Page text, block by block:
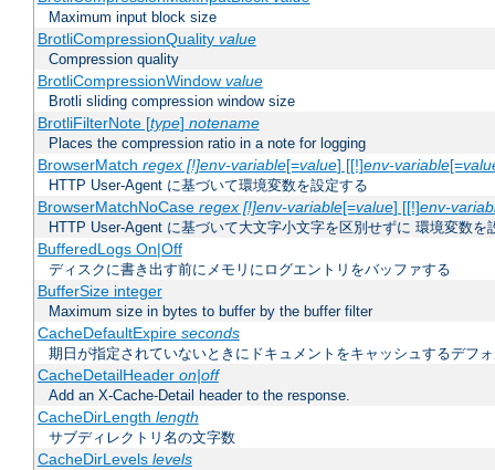
Maximum input block size
BrotliCompressionQuality value
Compression quality
BrotliCompressionWindow value
Brotli sliding compression window size
BrotliFilterNote [type] notename
Places the compression ratio in a note for logging
BrowserMatch regex [!]env-variable[=value] [[!]env-variable[=
HTTP User-Agent に基づいて環境変数を設定する
BrowserMatchNoCase regex [!]env-variable[=value] [[!]env-
HTTP User-Agent に基づいて大文字小文字を区別せずに 環境変数を
BufferedLogs On|Off
ディスクに書き出す前にメモリにログエントリをバッファする
BufferSize integer
Maximum size in bytes to buffer by the buffer filter
CacheDefaultExpire seconds
期日が指定されていないときにドキュメントをキャッシュするデフ
CacheDetailHeader on|off
Add an X-Cache-Detail header to the response.
CacheDirLength length
サブディレクトリ名の文字数
CacheDirLevels levels